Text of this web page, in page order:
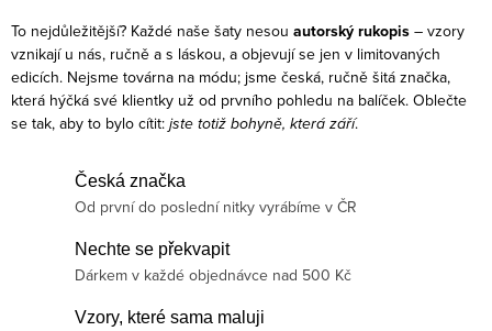
To nejdůležitější? Každé naše šaty nesou autorský rukopis – vzory
vznikají u nás, ručně a s láskou, a objevují se jen v limitovaných
edicích. Nejsme továrna na módu; jsme česká, ručně šitá značka,
která hýčká své klientky už od prvního pohledu na balíček. Oblečte
se tak, aby to bylo cítit: jste totiž bohyně, která září.
Česká značka
Od první do poslední nitky vyrábíme v ČR
Nechte se překvapit
Dárkem v každé objednávce nad 500 Kč
Vzory, které sama maluji